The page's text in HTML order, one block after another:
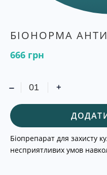
БІОНОРМА
666 грн
Біопрепарат для захисту
несприятливих умов
- +